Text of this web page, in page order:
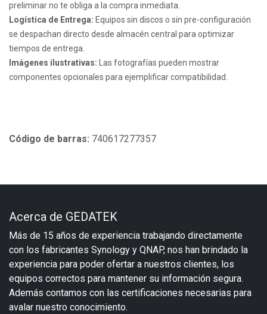
preliminar no te obliga a la compra inmediata.
Logística de Entrega: Equipos sin discos o sin pre-configuración
se despachan directo desde almacén central para optimizar
tiempos de entrega.
Imágenes ilustrativas: Las fotografías pueden mostrar
componentes opcionales para ejemplificar compatibilidad.
Código de barras: 740617277357
Acerca de GEDATEK
Más de 15 años de experiencia trabajando directamente
con los fabricantes Synology y QNAP, nos han brindado la
experiencia para poder ofertar a nuestros clientes, los
equipos correctos para mantener su información segura.
Además contamos con las certificaciones necesarias para
avalar nuestro conocimiento.